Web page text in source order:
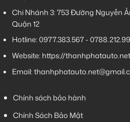
Chi Nhánh 3:753 Đường Nguyễn
Quận 12
Hotline:0977.383.567-
Website: https://
Email:
Chính sách bảo hành
Chính Sách Bảo Mật